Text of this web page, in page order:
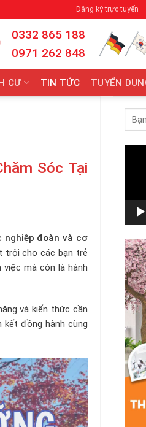
Đăng ký trực tuyến
0332 865 188
0971 262 848
CƯ TIN TỨC TUYỂN
Sóc Tại
nghiệp đoàn và cơ
trội cho các bạn trẻ
mà còn là hành
và kiến thức cần
đồng hành cùng